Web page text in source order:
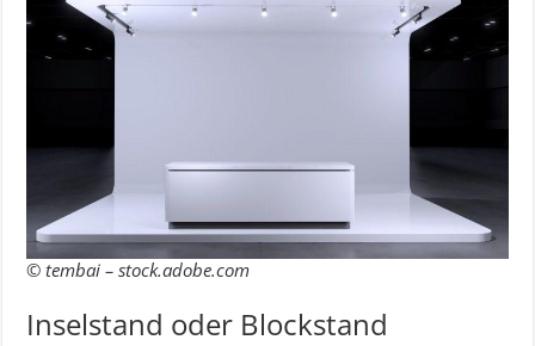
© tembai – stock.adobe.com
Inselstand oder Blockstand